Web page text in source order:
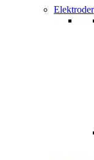
Elektroder